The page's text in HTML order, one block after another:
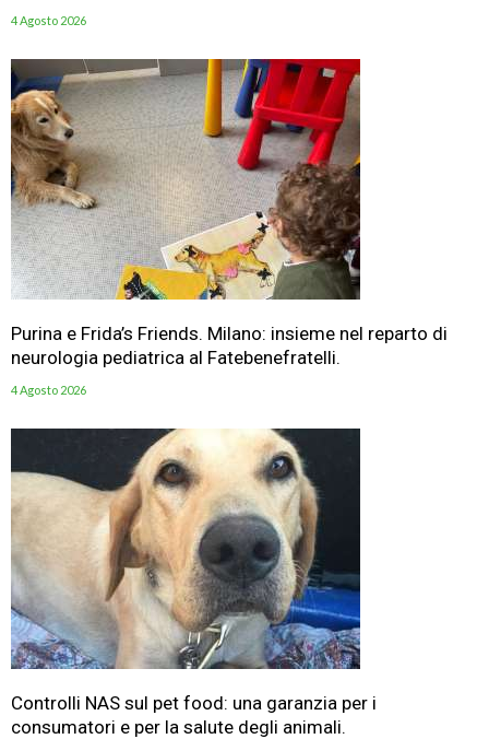
4 Agosto 2026
Purina e Frida’s Friends. Milano: insieme nel reparto di
neurologia pediatrica al Fatebenefratelli.
4 Agosto 2026
Controlli NAS sul pet food: una garanzia per i
consumatori e per la salute degli animali.